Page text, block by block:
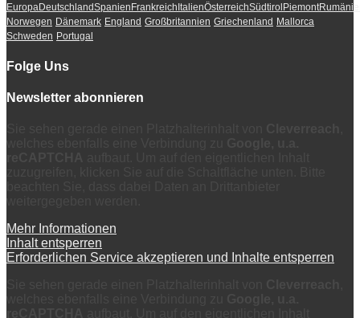
EuropaDeutschlandSpanienFrankreichItalienÖsterreichSüdtirolPiemont
Norwegen Dänemark England Großbritannien Griechenland Mallorca
Schweden Portugal
Folge Uns
Newsletter abonnieren
Mehr Informationen
Inhalt entsperren
Erforderlichen Service akzeptieren und Inhalte entsperren